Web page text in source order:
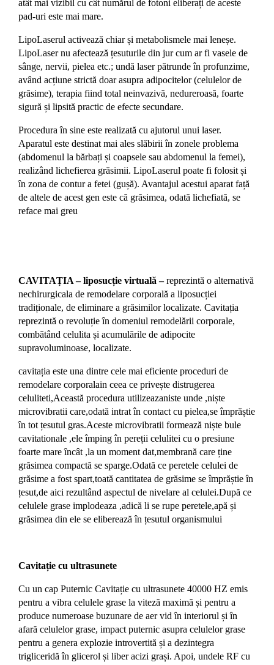
atât mai vizibil cu cât numărul de fotoni eliberați de aceste
pad-uri este mai mare.
LipoLaserul activează chiar și metabolismele mai leneșe.
LipoLaser nu afectează țesuturile din jur cum ar fi vasele de
sânge, nervii, pielea etc.; undă laser pătrunde în profunzime,
având acțiune strictă doar asupra adipocitelor (celulelor de
grăsime), terapia fiind total neinvazivă, nedureroasă, foarte
sigură și lipsită practic de efecte secundare.
Procedura în sine este realizată cu ajutorul unui laser.
Aparatul este destinat mai ales slăbirii în zonele problema
(abdomenul la bărbați și coapsele sau abdomenul la femei),
realizând lichefierea grăsimii. LipoLaserul poate fi folosit și
în zona de contur a fetei (gușă). Avantajul acestui aparat față
de altele de acest gen este că grăsimea, odată lichefiată, se
reface mai greu
CAVITAȚIA – liposucție virtuală –reprezintă o alternativă
nechirurgicala de remodelare corporală a liposucției
tradiționale, de eliminare a grăsimilor localizate. Cavitația
reprezintă o revoluție în domeniul remodelării corporale,
combătând celulita și acumulările de adipocite
supravoluminoase, localizate.
cavitația este una dintre cele mai eficiente proceduri de
remodelare corporalain ceea ce privește distrugerea
celuliteti,Această procedura utilizeazaniste unde ,niște
microvibratii care,odată intrat în contact cu pielea,se împrăștie
în tot țesutul gras.Aceste microvibratii formează niște bule
cavitationale ,ele împing în pereții celulitei cu o presiune
foarte mare încât ,la un moment dat,membrană care ține
grăsimea compactă se sparge.Odată ce peretele celulei de
grăsime a fost spart,toată cantitatea de grăsime se împrăștie în
țesut,de aici rezultând aspectul de nivelare al celulei.După ce
celulele grase implodeaza ,adică li se rupe peretele,apă și
grăsimea din ele se eliberează în țesutul organismului
Cavitație cu ultrasunete
Cu un cap Puternic Cavitație cu ultrasunete 40000 HZ emis
pentru a vibra celulele grase la viteză maximă și pentru a
produce numeroase buzunare de aer vid în interiorul și în
afară celulelor grase, impact puternic asupra celulelor grase
pentru a genera explozie introvertită și a dezintegra
trigliceridă în glicerol și liber acizi grași. Apoi, undele RF cu